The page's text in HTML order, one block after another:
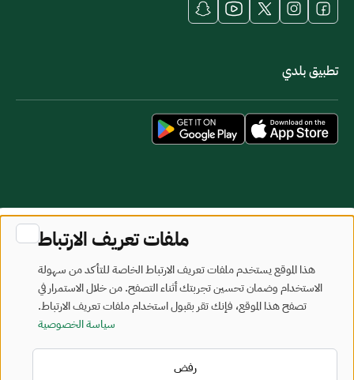
تطبيق بلدي
خريطة الموقعشروط الاستخدام
تم تطويره وصيانته بواسطة وزارة البلديات والإسكان
آخر تحديث: 2026/08/06
ملفات تعريف الارتباط
هذا الموقع يستخدم ملفات تعريف الارتباط الخاصة للتأكد من سهولة
الاستخدام وضمان تحسين تجربتك أثناء التصفح. من خلال الاستمرار في
تصفح هذا الموقع، فإنك تقر بقبول استخدام ملفات تعريف الارتباط.
سياسة الخصوصية
رفض